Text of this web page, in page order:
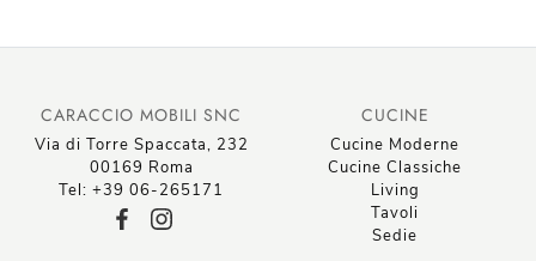
CARACCIO MOBILI SNC
Via di Torre Spaccata, 232
00169 Roma
Tel: +39 06-265171
CUCINE
Cucine Moderne
Cucine Classiche
Living
Tavoli
Sedie